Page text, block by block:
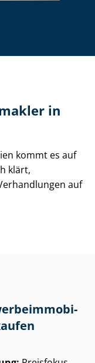
in
kommt es auf
klärt,
auf